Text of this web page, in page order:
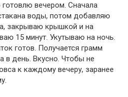
готовлю вечером. Сначала
воды, потом добавляю
закрываю крышкой и на
15 минут. Укутываю на ночь.
готов. Получается грамм
в день. Вкусно. Чтобы не
к каждому вечеру, заранее